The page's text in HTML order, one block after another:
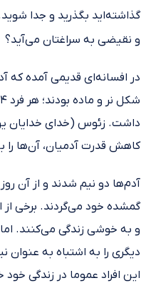
گذاشته‌اید بگذرید و جدا
و نقیضی به سراغتان می‌آید؟
در افسانه‌ای قدیمی آمده که
داشت. زئوس (خدای خدایان
کاهش قدرت آدمیان، آن‌ها را
آدم‌ها دو نیم شدند و از آن
گمشده خود می‌گردند. برخی از
و به خوشی زندگی می‌کنند.
دیگری را به اشتباه به
این افراد عموما در زندگی